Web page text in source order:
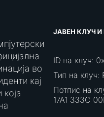
во
кај
ЈАВЕН КЛУЧ
ID на клуч:
Тип на клуч:
Потпис на
17A1 333C